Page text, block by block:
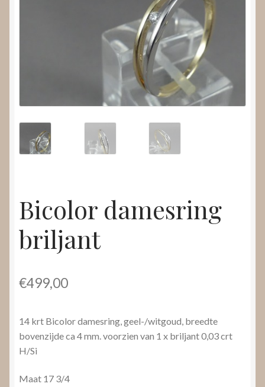
Submenu
uitvouwen
Bicolor damesring
briljant
€499,00
14 krt Bicolor damesring, geel-/witgoud, breedte
bovenzijde ca 4 mm. voorzien van 1 x briljant 0,03 crt
H/Si
Maat 17 3/4